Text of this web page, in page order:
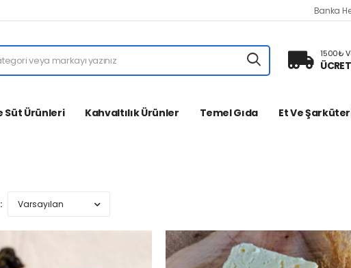
Banka
1500₺
Süt Ürünleri Kahvaltılık Ürünler Temel Gıda Et Ve